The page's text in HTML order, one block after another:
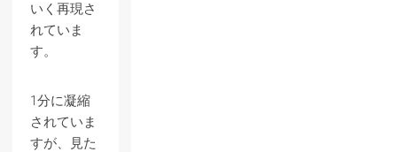
いく再現さ
れていま
す。
1分に凝縮
されていま
すが、見た